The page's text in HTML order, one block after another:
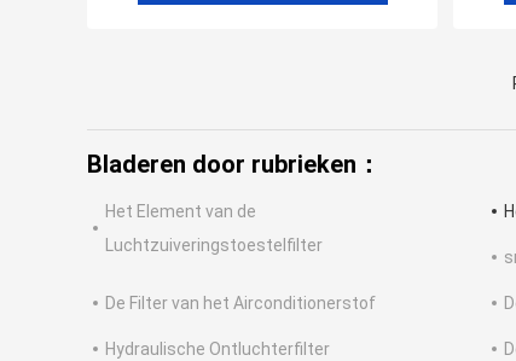
Bladeren door rubrieken：
Het Element van de
Luchtzuiveringstoestelfilter
De Filter van het Airconditionerstof
Hydraulische Ontluchterfilter